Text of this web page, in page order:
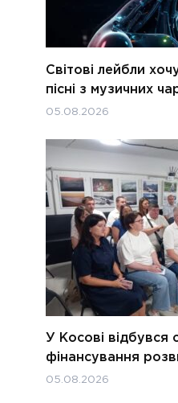
Світові лейбли
пісні з музичних
05.08.2026
У Косові відбувся
фінансування
05.08.2026